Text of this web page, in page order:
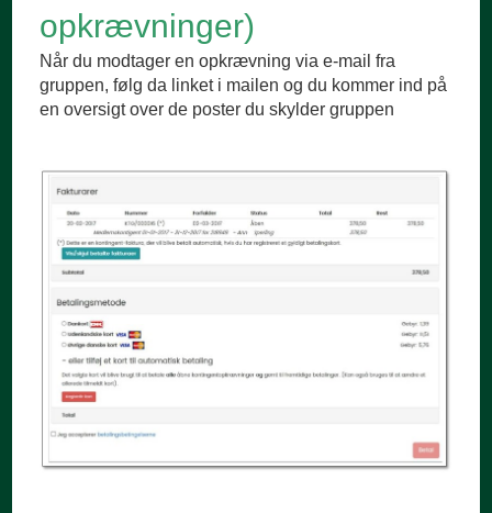
opkrævninger)
Når du modtager en opkrævning via e-mail fra
gruppen, følg da linket i mailen og du kommer ind på
en oversigt over de poster du skylder gruppen